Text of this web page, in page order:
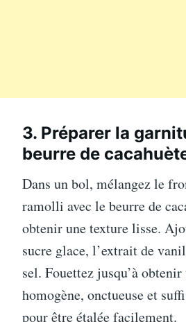
3. Préparer la
beurre de
Dans un bol, mélangez le
ramolli avec le beurre de
obtenir une texture lisse.
sucre glace, l’extrait de
sel. Fouettez jusqu’à
homogène, onctueuse et
pour être étalée facilement.